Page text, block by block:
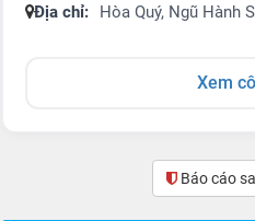
Địa chỉ: Hòa Quý, Ngũ Hành
Xem
Báo cáo